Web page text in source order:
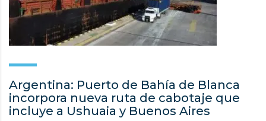
Argentina: Puerto de Bahía de Blanca
incorpora nueva ruta de cabotaje que
incluye a Ushuaia y Buenos Aires